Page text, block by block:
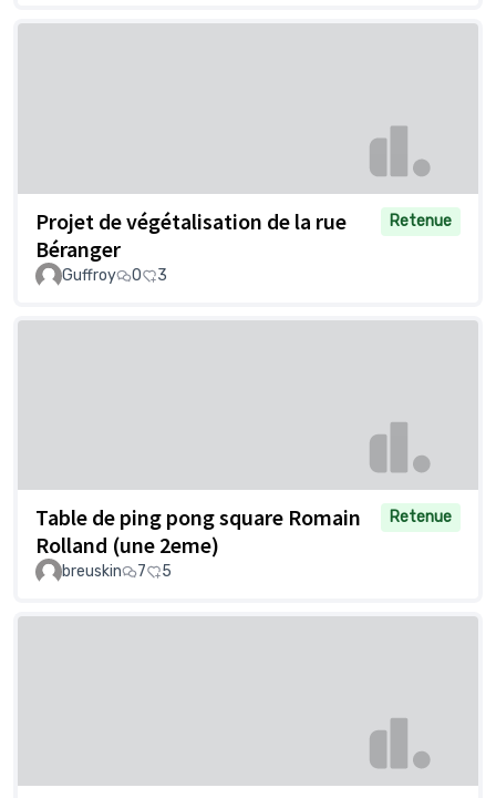
Projet de végétalisation de la rue
Béranger
Retenue
Guffroy 0 3
Table de ping pong square Romain
Rolland (une 2eme)
Retenue
breuskin 7 5